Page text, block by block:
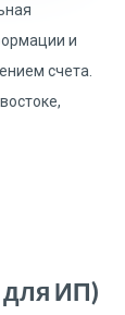
и
счета.
ИП)